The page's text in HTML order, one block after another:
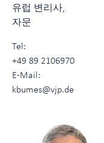
유럽 변리사,
자문
Tel:
+49 89 2106970
E-Mail:
kbumes@vjp.de